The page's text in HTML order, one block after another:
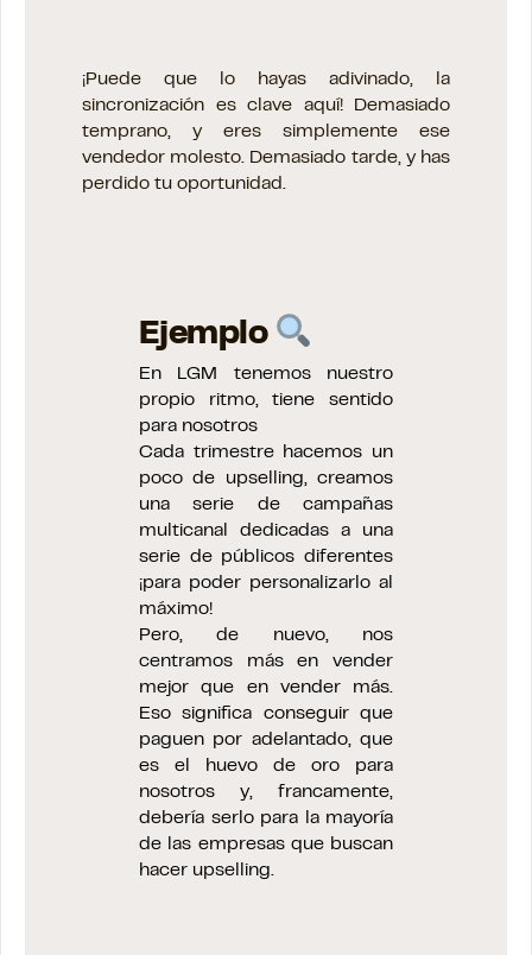
¡Puede que lo hayas adivinado, la
sincronización es clave aquí! Demasiado
temprano, y eres simplemente ese
vendedor molesto. Demasiado tarde, y has
perdido tu oportunidad.
Ejemplo
En LGM tenemos nuestro
propio ritmo, tiene sentido
para nosotros
Cada trimestre hacemos un
poco de upselling, creamos
una serie de campañas
multicanal dedicadas a una
serie de públicos diferentes
¡para poder personalizarlo al
máximo!
Pero, de nuevo, nos
centramos más en vender
mejor que en vender más.
Eso significa conseguir que
paguen por adelantado, que
es el huevo de oro para
nosotros y, francamente,
debería serlo para la mayoría
de las empresas que buscan
hacer upselling.